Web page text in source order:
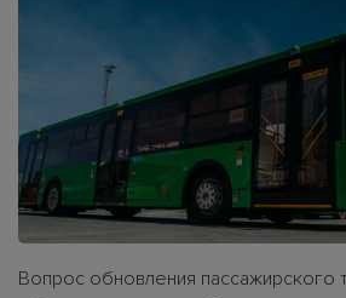
Вопрос обновления пассажирского